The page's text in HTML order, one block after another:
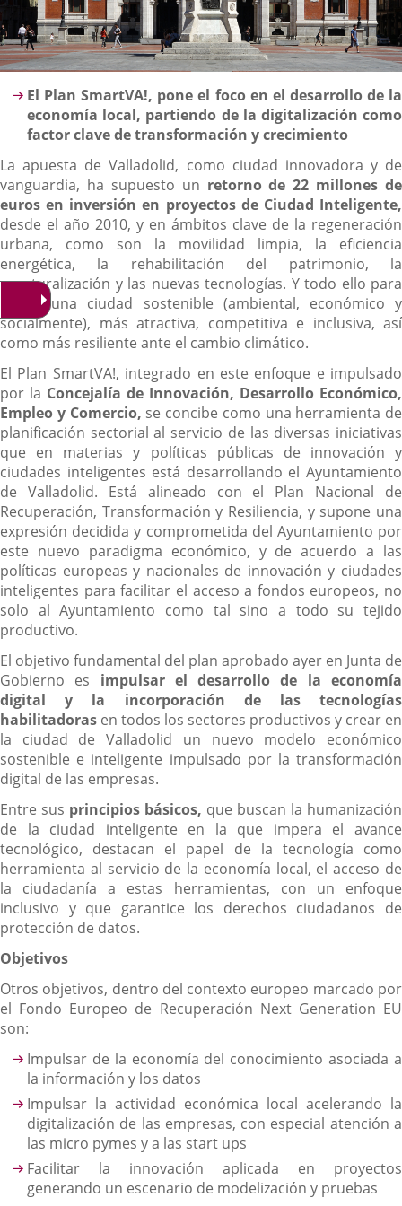
Descripción
El Plan SmartVA!, pone el foco en el desarrollo de la
economía local, partiendo de la digitalización como
factor clave de transformación y crecimiento
La apuesta de Valladolid, como ciudad innovadora y de
vanguardia, ha supuesto un retorno de 22 millones de
euros en inversión en proyectos de Ciudad Inteligente,
desde el año 2010, y en ámbitos clave de la regeneración
urbana, como son la movilidad limpia, la eficiencia
energética, la rehabilitación del patrimonio, la
renaturalización y las nuevas tecnologías. Y todo ello para
lograr una ciudad sostenible (ambiental, económico y
socialmente), más atractiva, competitiva e inclusiva, así
como más resiliente ante el cambio climático.
El Plan SmartVA!, integrado en este enfoque e impulsado
por la Concejalía de Innovación, Desarrollo Económico,
Empleo y Comercio, se concibe como una herramienta de
planificación sectorial al servicio de las diversas iniciativas
que en materias y políticas públicas de innovación y
ciudades inteligentes está desarrollando el Ayuntamiento
de Valladolid. Está alineado con el Plan Nacional de
Recuperación, Transformación y Resiliencia, y supone una
expresión decidida y comprometida del Ayuntamiento por
este nuevo paradigma económico, y de acuerdo a las
políticas europeas y nacionales de innovación y ciudades
inteligentes para facilitar el acceso a fondos europeos, no
solo al Ayuntamiento como tal sino a todo su tejido
productivo.
El objetivo fundamental del plan aprobado ayer en Junta de
Gobierno es impulsar el desarrollo de la economía
digital y la incorporación de las tecnologías
habilitadoras en todos los sectores productivos y crear en
la ciudad de Valladolid un nuevo modelo económico
sostenible e inteligente impulsado por la transformación
digital de las empresas.
Entre sus principios básicos, que buscan la humanización
de la ciudad inteligente en la que impera el avance
tecnológico, destacan el papel de la tecnología como
herramienta al servicio de la economía local, el acceso de
la ciudadanía a estas herramientas, con un enfoque
inclusivo y que garantice los derechos ciudadanos de
protección de datos.
Objetivos
Otros objetivos, dentro del contexto europeo marcado por
el Fondo Europeo de Recuperación Next Generation EU
son:
Impulsar de la economía del conocimiento asociada a
la información y los datos
Impulsar la actividad económica local acelerando la
digitalización de las empresas, con especial atención a
las micro pymes y a las start ups
Facilitar la innovación aplicada en proyectos
generando un escenario de modelización y pruebas